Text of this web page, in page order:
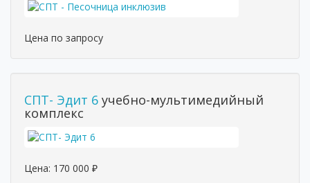
Цена по запросу
СПТ- Эдит 6 учебно-мультимедийный
комплекс
Цена: 170 000 ₽